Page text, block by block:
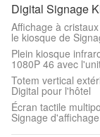
Digital Signage
Affichage à
le kiosque de
Plein kiosque
1080P 46 avec
Totem vertical
Digital pour l'hôtel
Écran tactile
Signage